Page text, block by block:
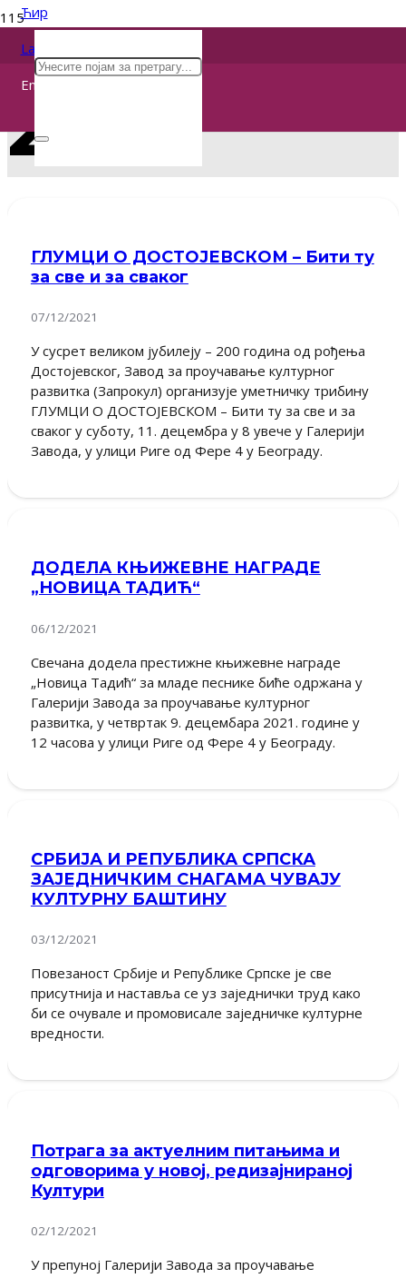
Ћир
Lat
Eng
2021
ГЛУМЦИ О ДОСТОЈЕВСКОМ – Бити ту
за све и за сваког
07/12/2021
У сусрет великом јубилеју – 200 година од рођења
Достојевског, Завод за проучавање културног
развитка (Запрокул) организује уметничку трибину
ГЛУМЦИ О ДОСТОЈЕВСКОМ – Бити ту за све и за
сваког у суботу, 11. децембра у 8 увече у Галерији
Завода, у улици Риге од Фере 4 у Београду.
ДОДЕЛА КЊИЖЕВНЕ НАГРАДЕ
„НОВИЦА ТАДИЋ“
06/12/2021
Свечана додела престижне књижевне награде
„Новица Тадић“ за младе песнике биће одржана у
Галерији Завода за проучавање културног
развитка, у четвртак 9. децембара 2021. године у
12 часова у улици Риге од Фере 4 у Београду.
СРБИЈА И РЕПУБЛИКА СРПСКА
ЗАЈЕДНИЧКИМ СНАГАМА ЧУВАЈУ
КУЛТУРНУ БАШТИНУ
03/12/2021
Повезаност Србије и Републике Српске је све
присутнија и наставља се уз заједнички труд како
би се очувале и промовисале заједничке културне
вредности.
Потрага за актуелним питањима и
одговорима у новој, редизајнираној
Култури
02/12/2021
У препуној Галерији Завода за проучавање